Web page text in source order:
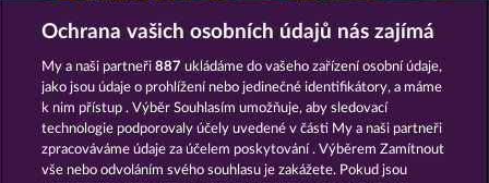
The Guardian God: Heimdall's Horn Poseidon's Rising
Ochrana vašich osobních údajů nás zajímá
My a naši partneři887 ukládáme do vašeho zařízení osobní údaje,
jako jsou údaje o prohlížení nebo jedinečné identifikátory, a máme
k nim přístup . Výběr Souhlasím umožňuje, aby sledovací
technologie podporovaly účely uvedené v části My a naši partneři
zpracováváme údaje za účelem poskytování . Výběrem Zamítnout
vše nebo odvoláním svého souhlasu je zakážete. Pokud jsou